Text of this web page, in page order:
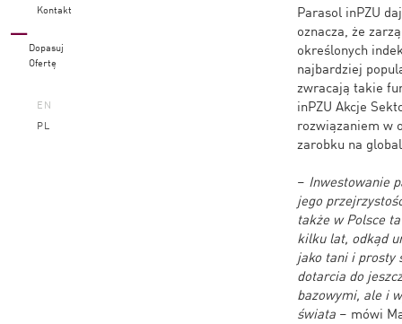
Kontakt
Dopasuj
Ofertę
EN
PL
Parasol inPZU
oznacza, że
określonych
najbardziej
zwracają takie
inPZU Akcje
rozwiązaniem w
zarobku na
– Inwestowanie
jego
także w Polsce
kilku lat, odkąd
jako tani i prosty
dotarcia do
bazowymi, ale i
świata – mówi